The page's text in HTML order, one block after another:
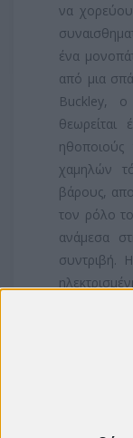
να
ένα
από μια
Buckley, ο
θεωρείται
ηθοποιούς
χαμηλών
βάρους,
τον ρόλο
ανάμεσα
συντριβή.
του κάνει
ακόμα πιο
το